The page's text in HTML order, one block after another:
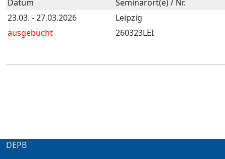
Datum Seminarort(e) / Nr.
23.03. - 27.03.2026
Leipzig
ausgebucht
260323LEI
DEPB